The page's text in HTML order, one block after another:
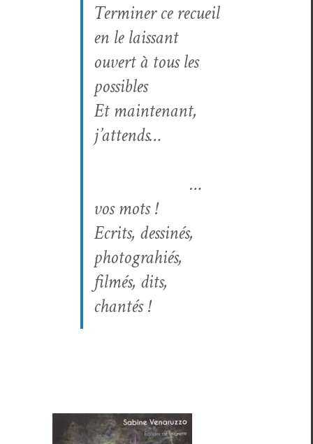
Ter­min­er ce recueil
en le lais­sant
ouvert à tous les
possibles
Et main­tenant,
j’attends…
…
vos mots !
Ecrits, dess­inés,
pho­tograhiés,
filmés, dits,
chantés !